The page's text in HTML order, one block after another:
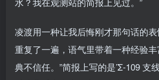
凌渡用一种让我后悔刚才那句话的表
重复了一遍，语气里带着一种经验
典不信任。”简报上写的是’Σ-109 支